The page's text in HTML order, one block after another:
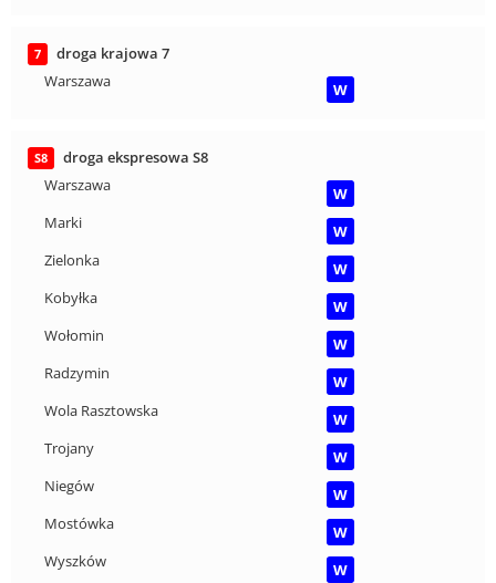
7
droga krajowa 7
Warszawa
W
S8
droga ekspresowa S8
Warszawa
W
Marki
W
Zielonka
W
Kobyłka
W
Wołomin
W
Radzymin
W
Wola Rasztowska
W
Trojany
W
Niegów
W
Mostówka
W
Wyszków
W